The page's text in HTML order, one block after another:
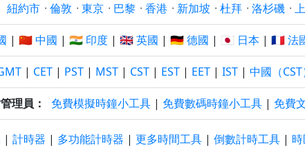
紐約市 · 倫敦 · 東京 · 巴黎 · 香港 · 新加坡 · 杜拜 · 洛杉磯 ·
| 🇨🇳 中國 | 🇮🇳 印度 | 🇬🇧 英國 | 🇩🇪 德國 | 🇯🇵 日本 | 🇫🇷 法
| CET | PST | MST | CST | EST | EET | IST | 中國（CST
理員： 免費模擬時鐘小工具 | 免費數碼時鐘小工具 | 免費
| 計時器 | 多功能計時器 | 更多時間工具 | 倒數計時工具 |